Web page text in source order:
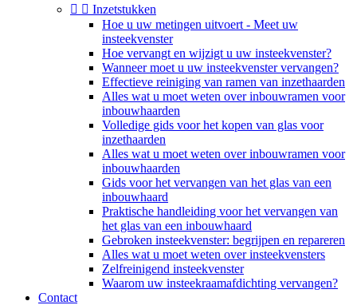
  Inzetstukken
Hoe u uw metingen uitvoert - Meet uw
insteekvenster
Hoe vervangt en wijzigt u uw insteekvenster?
Wanneer moet u uw insteekvenster vervangen?
Effectieve reiniging van ramen van inzethaarden
Alles wat u moet weten over inbouwramen voor
inbouwhaarden
Volledige gids voor het kopen van glas voor
inzethaarden
Alles wat u moet weten over inbouwramen voor
inbouwhaarden
Gids voor het vervangen van het glas van een
inbouwhaard
Praktische handleiding voor het vervangen van
het glas van een inbouwhaard
Gebroken insteekvenster: begrijpen en repareren
Alles wat u moet weten over insteekvensters
Zelfreinigend insteekvenster
Waarom uw insteekraamafdichting vervangen?
Contact